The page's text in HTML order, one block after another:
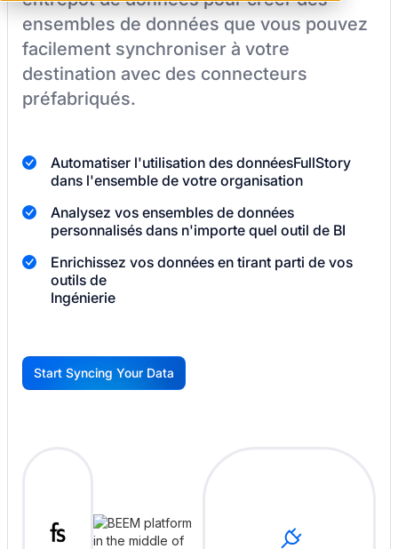
ensembles de données que vous pouvez
facilement synchroniser à votre
destination avec des connecteurs
préfabriqués.
Automatiser l'utilisation des donnéesFullStory
dans l'ensemble de votre organisation
Analysez vos ensembles de données
personnalisés dans n'importe quel outil de BI
Enrichissez vos données en tirant parti de vos
outils de
Ingénierie
G
Start Syncing Your Data